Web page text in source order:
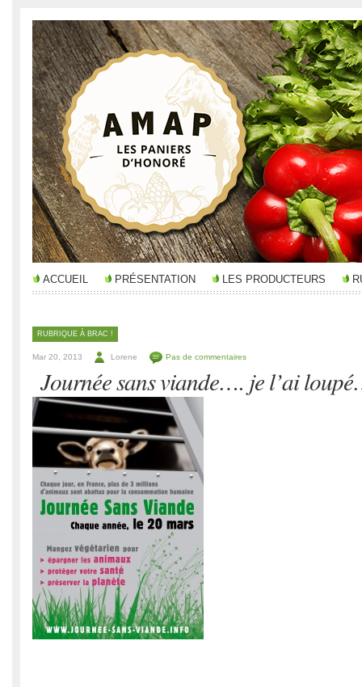
ACCUEIL PRÉSENTATION LES PRODUCTEURS
RUBRIQUE À BRAC !
Mar 20, 2013 Lorene Pas de commentaires
Journée sans viande…. je l’ai